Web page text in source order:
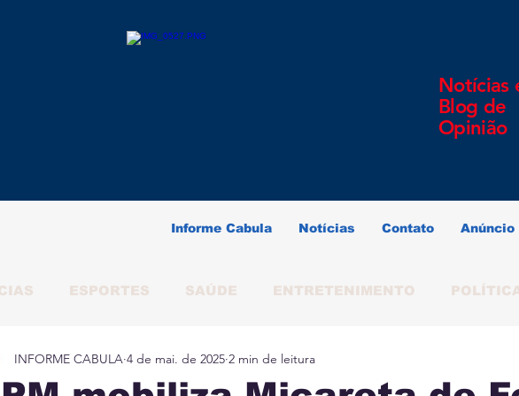
Notícias
Blog de
Opinião
Informe Cabula Notícias Contato Anúncio
ESPORTES SAÚDE ENTRETENIMENTO
ALMERINDO SOUZA SALVADOR
INFORME CABULA 4 de mai. de 2025 2 min de leitura